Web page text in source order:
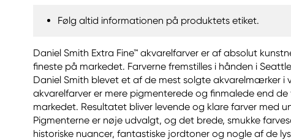
Følg altid informationen på produktets etiket.
Daniel Smith Extra Fine™ akvarelfarver er af absolut
fineste på markedet. Farverne fremstilles i hånden i
Daniel Smith blevet et af de mest solgte akvarelmærker i
akvarelfarver er mere pigmenterede og finmalede end
markedet. Resultatet bliver levende og klare farver med
Pigmenterne er nøje udvalgt, og det brede, smukke
historiske nuancer, fantastiske jordtoner og nogle af de